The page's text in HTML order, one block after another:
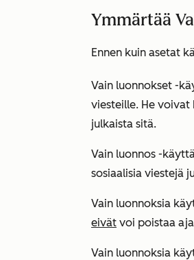
Ymmärtää
Ennen kuin asetat
Vain luonnokset -
viesteille. He voivat
julkaista sitä.
Vain luonnos -
sosiaalisia viestejä
Vain luonnoksia
eivät voi poistaa
Vain luonnoksia